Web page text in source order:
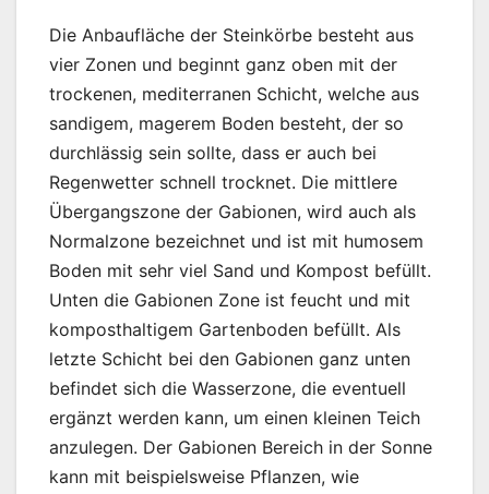
Die Anbaufläche der Steinkörbe besteht aus
vier Zonen und beginnt ganz oben mit der
trockenen, mediterranen Schicht, welche aus
sandigem, magerem Boden besteht, der so
durchlässig sein sollte, dass er auch bei
Regenwetter schnell trocknet. Die mittlere
Übergangszone der Gabionen, wird auch als
Normalzone bezeichnet und ist mit humosem
Boden mit sehr viel Sand und Kompost befüllt.
Unten die Gabionen Zone ist feucht und mit
komposthaltigem Gartenboden befüllt. Als
letzte Schicht bei den Gabionen ganz unten
befindet sich die Wasserzone, die eventuell
ergänzt werden kann, um einen kleinen Teich
anzulegen. Der Gabionen Bereich in der Sonne
kann mit beispielsweise Pflanzen, wie